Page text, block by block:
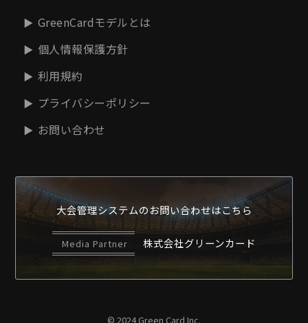
GreenCardモデルとは
個人情報保護方針
利用規約
プライバシーポリシー
お問い合わせ
大会管理システムのお問い合わせはこちら
Media Partner 株式会社グリーンカード
© 2024 Green Card Inc.